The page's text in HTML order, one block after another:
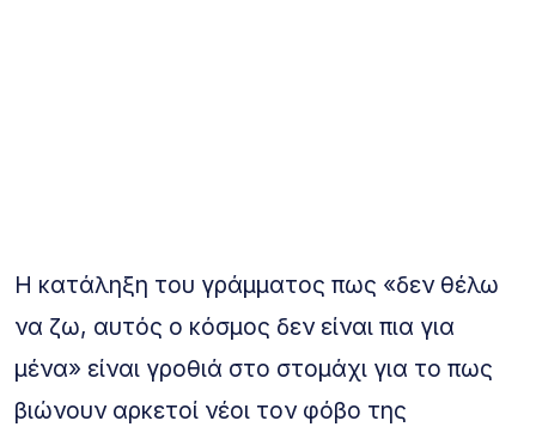
Η κατάληξη του γράμματος πως «δεν θέλω
να ζω, αυτός ο κόσμος δεν είναι πια για
μένα» είναι γροθιά στο στομάχι για το πως
βιώνουν αρκετοί νέοι τον φόβο της